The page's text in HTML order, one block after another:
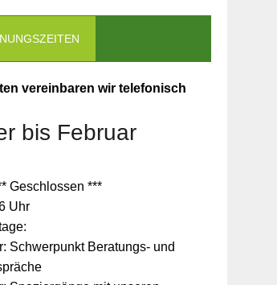
vereinbaren wir telefonisch
bis Februar
Geschlossen ***
Uhr
Schwerpunkt Beratungs- und